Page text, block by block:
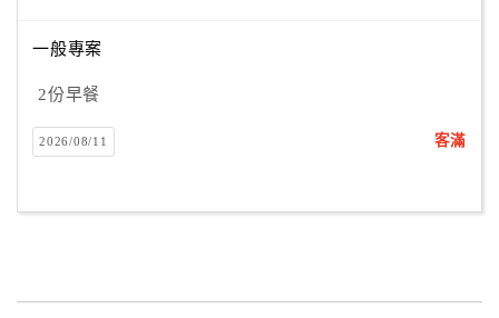
一般專案
2份早餐
2026/08/11 客滿